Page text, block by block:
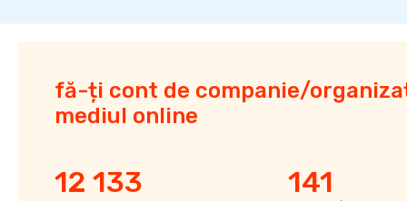
fă-ți cont de companie/
mediul online
12 133 141